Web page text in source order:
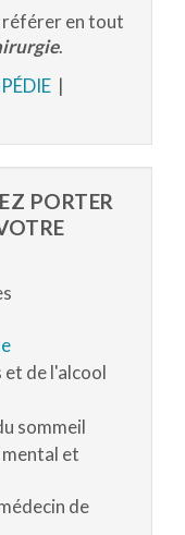
référer en tout
.
|
PORTER
de l'alcool
sommeil
et
de